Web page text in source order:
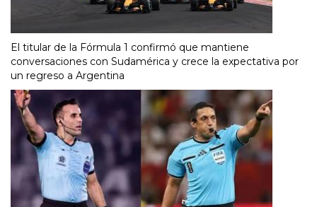
El titular de la Fórmula 1 confirmó que mantiene
conversaciones con Sudamérica y crece la expectativa por
un regreso a Argentina